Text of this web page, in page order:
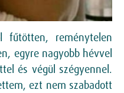
fűtötten, reménytelen
egyre nagyobb hévvel
és végül szégyennel.
ezt nem szabadott